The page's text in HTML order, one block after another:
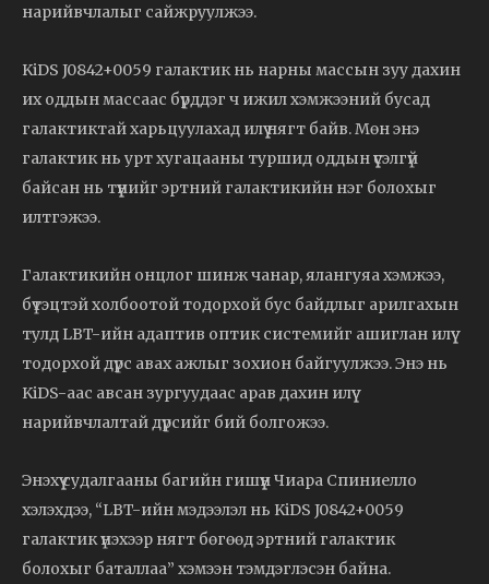
нарийвчлалыг сайжруулжээ.
KiDS J0842+0059 галактик нь нарны массын зуу дахин
их оддын массаас бүрддэг ч ижил хэмжээний бусад
галактиктай харьцуулахад илүү нягт байв. Мөн энэ
галактик нь урт хугацааны туршид оддын үүсэлгүй
байсан нь түүнийг эртний галактикийн нэг болохыг
илтгэжээ.
Галактикийн онцлог шинж чанар, ялангуяа хэмжээ,
бүтэцтэй холбоотой тодорхой бус байдлыг арилгахын
тулд LBT-ийн адаптив оптик системийг ашиглан илүү
тодорхой дүрс авах ажлыг зохион байгуулжээ. Энэ нь
KiDS-аас авсан зургуудаас арав дахин илүү
нарийвчлалтай дүрсийг бий болгожээ.
Энэхүү судалгааны багийн гишүүн Чиара Спиниелло
хэлэхдээ, “LBT-ийн мэдээлэл нь KiDS J0842+0059
галактик үнэхээр нягт бөгөөд эртний галактик
болохыг баталлаа” хэмээн тэмдэглэсэн байна.